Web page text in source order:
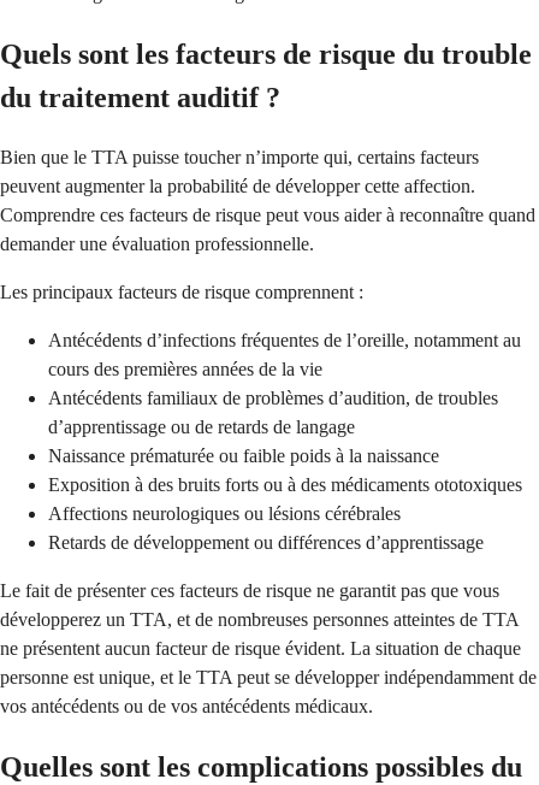
Quels sont les facteurs de risque du trouble
du traitement auditif ?
Bien que le TTA puisse toucher n’importe qui, certains facteurs
peuvent augmenter la probabilité de développer cette affection.
Comprendre ces facteurs de risque peut vous aider à reconnaître quand
demander une évaluation professionnelle.
Les principaux facteurs de risque comprennent :
Antécédents d’infections fréquentes de l’oreille, notamment au
cours des premières années de la vie
Antécédents familiaux de problèmes d’audition, de troubles
d’apprentissage ou de retards de langage
Naissance prématurée ou faible poids à la naissance
Exposition à des bruits forts ou à des médicaments ototoxiques
Affections neurologiques ou lésions cérébrales
Retards de développement ou différences d’apprentissage
Le fait de présenter ces facteurs de risque ne garantit pas que vous
développerez un TTA, et de nombreuses personnes atteintes de TTA
ne présentent aucun facteur de risque évident. La situation de chaque
personne est unique, et le TTA peut se développer indépendamment de
vos antécédents ou de vos antécédents médicaux.
Quelles sont les complications possibles du